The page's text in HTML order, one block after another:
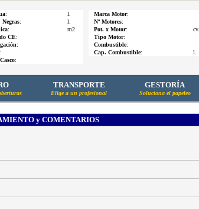
: l. Marca Motor:
Negras: l. Nº Motores:
: m2 Pot. x Motor:
cv.
CE: Tipo Motor:
: Combustible:
: Cap. Combustible:
l.
:
TRANSPORTE
Elige a un profesional
GESTORÍA
Soluciona el papeleo
y COMENTARIOS